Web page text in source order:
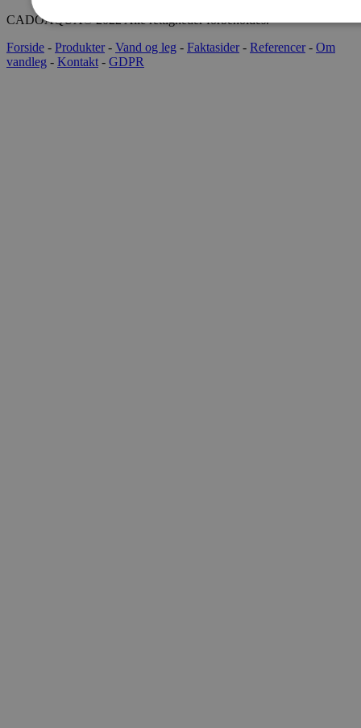
CADOAQUA® 2022 Alle rettigheder forbeholdes.
Forside - Produkter- Vand og leg - Faktasider- Referencer- Om
vandleg - Kontakt - GDPR